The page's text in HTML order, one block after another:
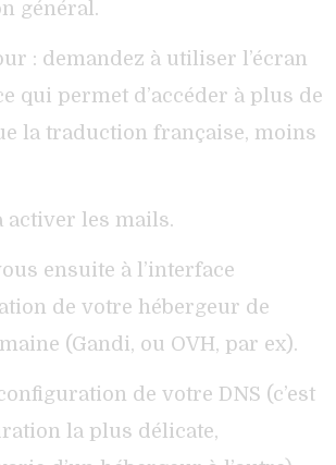
général.
: demandez à utiliser l’écran
qui permet d’accéder à plus de
la traduction française, moins
activer les mails.
ensuite à l’interface
de votre hébergeur de
(Gandi, ou OVH, par ex).
de votre DNS (c’est
la plus délicate,